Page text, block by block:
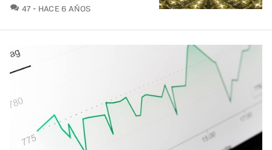
47COMENTARIOS
HACE 6 AÑOS